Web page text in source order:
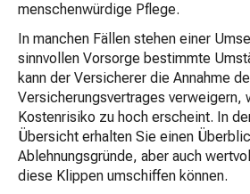
menschenwürdige Pflege.
In manchen Fällen stehen einer
sinnvollen Vorsorge bestimmte
kann der Versicherer die Annahme
Versicherungsvertrages verweigern,
Kostenrisiko zu hoch erscheint. In
Übersicht erhalten Sie einen
Ablehnungsgründe, aber auch
diese Klippen umschiffen können.